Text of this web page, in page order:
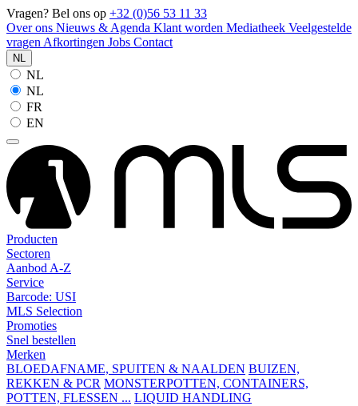
Vragen? Bel ons op +32 (0)56 53 11 33
Over ons Nieuws & Agenda Klant worden Mediatheek Veelgestelde
vragen Afkortingen Jobs Contact
NL
NL
NL
FR
EN
Producten
Sectoren
Aanbod A-Z
Service
Barcode: USI
MLS Selection
Promoties
Snel bestellen
Merken
BLOEDAFNAME, SPUITEN & NAALDEN BUIZEN,
REKKEN & PCR MONSTERPOTTEN, CONTAINERS,
POTTEN, FLESSEN ... LIQUID HANDLING